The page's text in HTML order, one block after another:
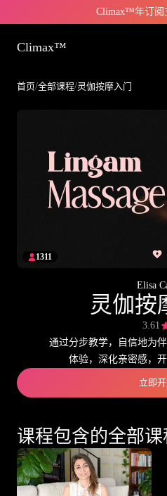
Climax™年订阅
Climax™
首页/全部课程/灵伽按摩入门
1311
Elisa
灵伽按
3.61
通过分步教学，自信地为
体验，深化亲密感，
立即
课程包含的全部课